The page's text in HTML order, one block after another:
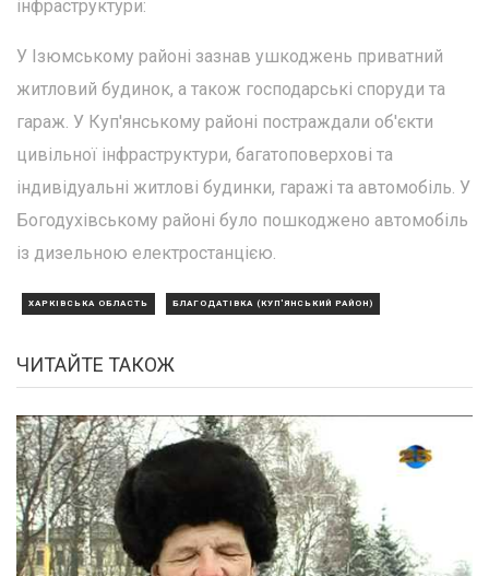
інфраструктури:
У Ізюмському районі зазнав ушкоджень приватний
житловий будинок, а також господарські споруди та
гараж. У Куп'янському районі постраждали об'єкти
цивільної інфраструктури, багатоповерхові та
індивідуальні житлові будинки, гаражі та автомобіль. У
Богодухівському районі було пошкоджено автомобіль
із дизельною електростанцією.
ХАРКІВСЬКА ОБЛАСТЬ БЛАГОДАТІВКА (КУП'ЯНСЬКИЙ РАЙОН)
ЧИТАЙТЕ ТАКОЖ